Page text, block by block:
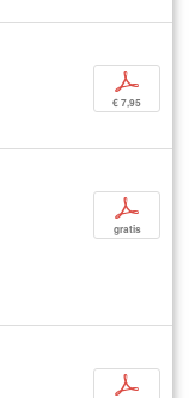
p
€ 7,95
p
gratis
p